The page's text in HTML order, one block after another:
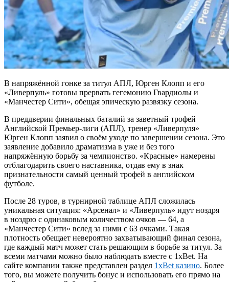
В напряжённой гонке за титул АПЛ, Юрген Клопп и его
«Ливерпуль» готовы прервать гегемонию Гвардиолы и
«Манчестер Сити», обещая эпическую развязку сезона.
В преддверии финальных баталий за заветный трофей
Английской Премьер-лиги (АПЛ), тренер «Ливерпуля»
Юрген Клопп заявил о своём уходе по завершении сезона. Это
заявление добавило драматизма в уже и без того
напряжённую борьбу за чемпионство. «Красные» намерены
отблагодарить своего наставника, отдав ему в знак
признательности самый ценный трофей в английском
футболе.
После 28 туров, в турнирной таблице АПЛ сложилась
уникальная ситуация: «Арсенал» и «Ливерпуль» идут ноздря
в ноздрю с одинаковым количеством очков — 64, а
«Манчестер Сити» вслед за ними с 63 очками. Такая
плотность обещает невероятно захватывающий финал сезона,
где каждый матч может стать решающим в борьбе за титул. За
всеми матчами можно было наблюдать вместе с 1xBet. На
сайте компании также представлен раздел 1xBet казино. Более
того, вы можете получить бонус и использовать его прямо на